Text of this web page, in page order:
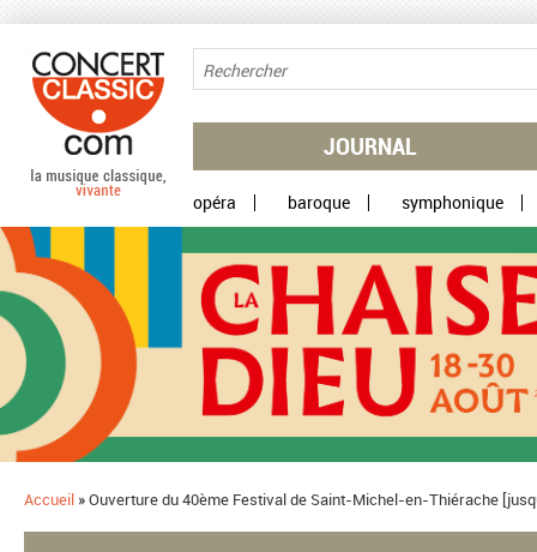
JOURNAL
opéra baroque symphonique
Accueil »Ouverture du 40ème Festival de Saint-Michel-en-Thiérache